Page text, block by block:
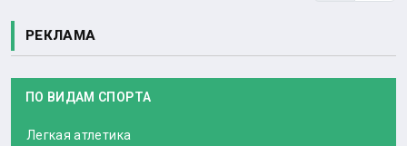
РЕКЛАМА
ПО ВИДАМ СПОРТА
Легкая атлетика